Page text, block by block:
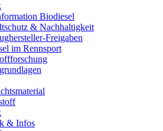
Biodiesel
& Nachhaltigkeit
Freigaben
im Rennsport
& Infos